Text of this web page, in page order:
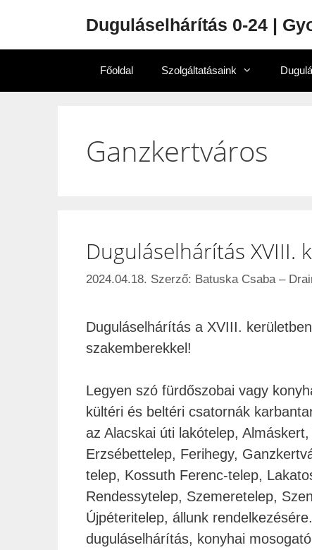
Duguláselhárítás 0-24 |
Főoldal Szolgáltatásaink
Ganzkertváros
Duguláselhárítás XVIII.
2024.04.18. Szerző: Batuska Csaba –
Duguláselhárítás a XVIII.
szakemberekkel!
Legyen szó fürdőszobai vagy
kültéri és beltéri csatornák
az Alacskai úti lakótelep,
Erzsébettelep, Ferihegy,
telep, Kossuth Ferenc-telep,
Rendessytelep, Szemeretelep,
Újpéteritelep, állunk
duguláselhárítás, konyhai